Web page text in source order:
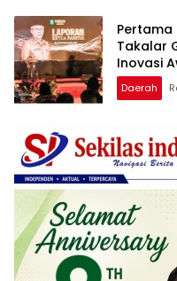
Pertama
Takalar
Inovasi
Daerah